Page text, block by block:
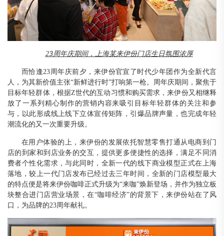
23周年庆期间，上海某来伊份门店生日氛围浓厚
而恰逢23周年庆前夕，来伊份官宣了时代少年团作为全新代言
人，为其新价值主张“新鲜进行时”打响第一枪。周年庆期间，聚焦于
目标年轻群体，根据Z世代的互动习惯和购买需求，来伊份又相继释
放了一系列精心制作的营销内容来吸引目标年轻群体的关注和参
与，以此形成线上线下立体宣传矩阵，引爆品牌声量，也完成年轻
潮流化的又一次重要升级。
在用户体验的上，来伊份的发展依托智慧零售打通从电商到门
店的到家和到店业务的交互，提供更多便捷性的选择，满足不同消
费者个性化需求，与此同时，全新一代的线下商业模型正式在上海
落地，较上一代门店发布已经过去三年时间，全新的门店模型最大
的特点便是将来伊份咖啡正式升级为“来咖”焕新登场，并作为独立板
块整合进门店营业场景，在“咖啡经济”的背景下，来伊份站在了风
口，为品牌的23周年献礼。